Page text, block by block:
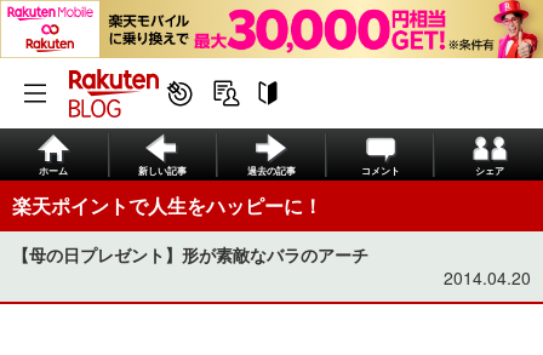
ホーム 新しい記事 過去の記事 コメント シェア
楽天ポイントで人生をハッピーに！
【母の日プレゼント】形が素敵なバラのアーチ
2014.04.20